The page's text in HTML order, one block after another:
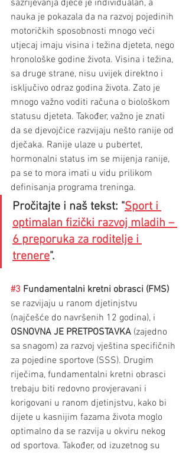
sazrijevanja djece je individualan, a
nauka je pokazala da na razvoj pojedinih
motoričkih sposobnosti mnogo veći
utjecaj imaju visina i težina djeteta, nego
hronološke godine života. Visina i težina,
sa druge strane, nisu uvijek direktno i
isključivo odraz godina života. Zato je
mnogo važno voditi računa o biološkom
statusu djeteta. Također, važno je znati
da se djevojčice razvijaju nešto ranije od
dječaka. Ranije ulaze u pubertet,
hormonalni status im se mijenja ranije,
pa se to mora imati u vidu prilikom
definisanja programa treninga.
Pročitajte i naš tekst: "Sport i
optimalan fizički razvoj mladih –
6 preporuka za roditelje i
trenere".
#3 Fundamentalni kretni obrasci (FMS)
se razvijaju u ranom djetinjstvu
(najčešće do navršenih 12 godina), i
OSNOVNA JE PRETPOSTAVKA (zajedno
sa snagom) za razvoj vještina specifičnih
za pojedine sportove (SSS). Drugim
riječima, fundamentalni kretni obrasci
trebaju biti redovno provjeravani i
korigovani u ranom djetinjstvu, kako bi
dijete u kasnijim fazama života moglo
optimalno da se razvija u okviru nekog
od sportova. Također, od izuzetnog su